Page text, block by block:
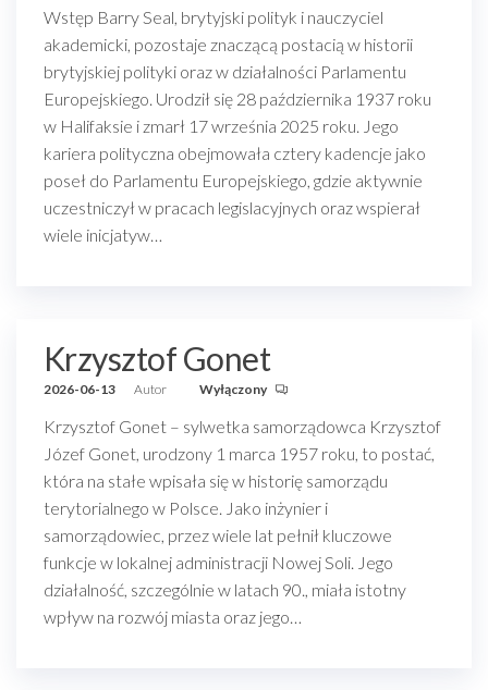
Wstęp Barry Seal, brytyjski polityk i nauczyciel
akademicki, pozostaje znaczącą postacią w historii
brytyjskiej polityki oraz w działalności Parlamentu
Europejskiego. Urodził się 28 października 1937 roku
w Halifaksie i zmarł 17 września 2025 roku. Jego
kariera polityczna obejmowała cztery kadencje jako
poseł do Parlamentu Europejskiego, gdzie aktywnie
uczestniczył w pracach legislacyjnych oraz wspierał
wiele inicjatyw…
Krzysztof Gonet
2026-06-13 Autor Wyłączony
Krzysztof Gonet – sylwetka samorządowca Krzysztof
Józef Gonet, urodzony 1 marca 1957 roku, to postać,
która na stałe wpisała się w historię samorządu
terytorialnego w Polsce. Jako inżynier i
samorządowiec, przez wiele lat pełnił kluczowe
funkcje w lokalnej administracji Nowej Soli. Jego
działalność, szczególnie w latach 90., miała istotny
wpływ na rozwój miasta oraz jego…